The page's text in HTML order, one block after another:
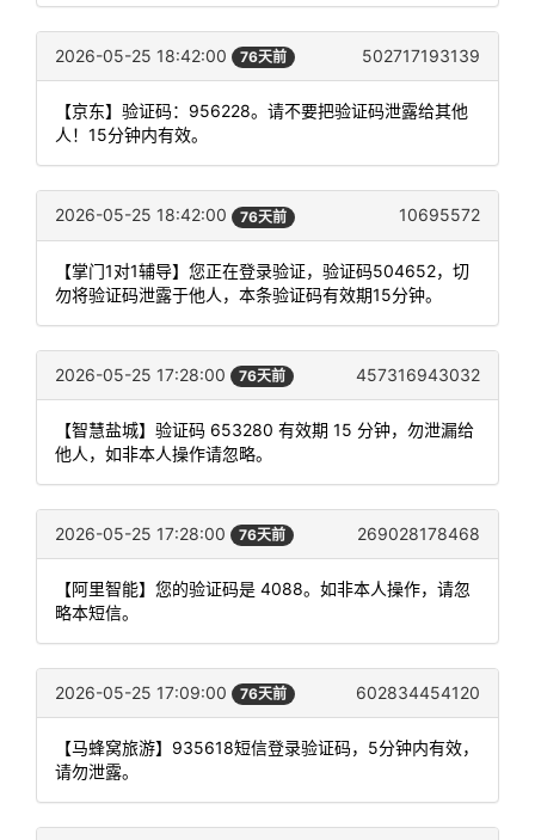
2026-05-25 18:42:00 76天前 502717193139
【京东】验证码：956228。请不要把验证码泄露给其他
人！15分钟内有效。
2026-05-25 18:42:00 76天前 10695572
【掌门1对1辅导】您正在登录验证，验证码504652，切
勿将验证码泄露于他人，本条验证码有效期15分钟。
2026-05-25 17:28:00 76天前 457316943032
【智慧盐城】验证码 653280 有效期 15 分钟，勿泄漏给
他人，如非本人操作请忽略。
2026-05-25 17:28:00 76天前 269028178468
【阿里智能】您的验证码是 4088。如非本人操作，请忽
略本短信。
2026-05-25 17:09:00 76天前 602834454120
【马蜂窝旅游】935618短信登录验证码，5分钟内有效，
请勿泄露。